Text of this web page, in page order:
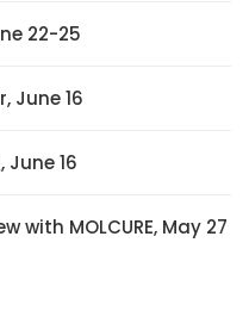
22-25
June 16
June 16
with MOLCURE, May 27